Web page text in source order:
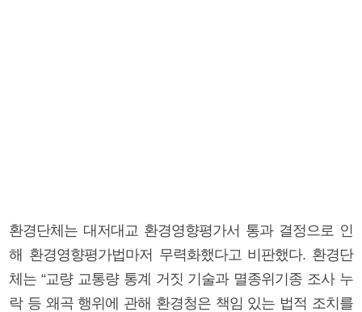
환경단체는 대저대교 환경영향평가서 통과 결정으로 인
해 환경영향평가법마저 무력화했다고 비판했다. 환경단
체는 “교량 교통량 통계 거짓 기술과 멸종위기종 조사 누
락 등 왜곡 행위에 관해 환경청은 책임 있는 법적 조치를